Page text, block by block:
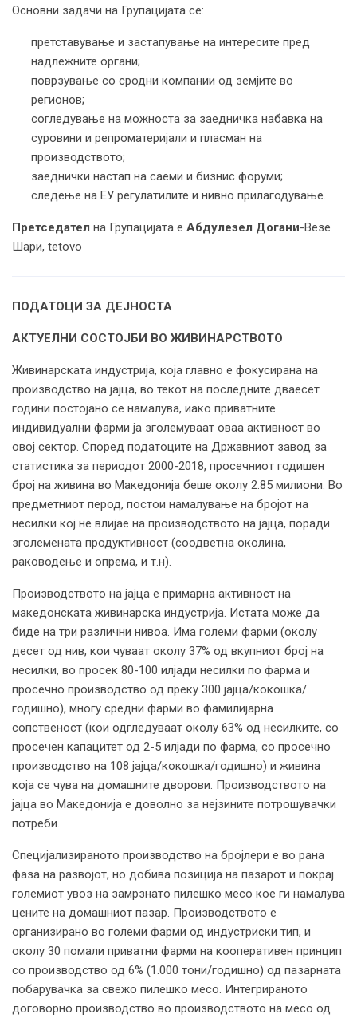
Основни задачи на Групацијата се:
претставување и застапување на интересите пред
надлежните органи;
поврзување со сродни компании од земјите во
регионов;
согледување на можноста за заедничка набавка на
суровини и репроматеријали и пласман на
производството;
заеднички настап на саеми и бизнис форуми;
следење на ЕУ регулатилите и нивно прилагодување.
Претседател на Групацијата е Абдулезел Догани-Везе
Шари, tetovo
ПОДАТОЦИ ЗА ДЕЈНОСТА
АКТУЕЛНИ СОСТОЈБИ ВО ЖИВИНАРСТВОТО
Живинарската индустрија, која главно е фокусирана на
производство на јајца, во текот на последните дваесет
години постојано се намалува, иако приватните
индивидуални фарми ја зголемуваат оваа активност во
овој сектор. Според податоците на Државниот завод за
статистика за периодот 2000-2018, просечниот годишен
број на живина во Македонија беше околу 2.85 милиони. Во
предметниот перод, постои намалување на бројот на
несилки кој не влијае на производството на јајца, поради
зголемената продуктивност (соодветна околина,
раководење и опрема, и т.н).
Производството на јајца е примарна активност на
македонската живинарска индустрија. Истата може да
биде на три различни нивоа. Има големи фарми (околу
десет од нив, кои чуваат околу 37% од вкупниот број на
несилки, во просек 80-100 илјади несилки по фарма и
просечно производство од преку 300 јајца/кокошка/
годишно), многу средни фарми во фамилијарна
сопственост (кои одгледуваат околу 63% од несилките, со
просечен капацитет од 2-5 илјади по фарма, со просечно
производство на 108 јајца/кокошка/годишно) и живина
која се чува на домашните дворови. Производството на
јајца во Македонија е доволно за нејзините потрошувачки
потреби.
Специјализираното производство на бројлери е во рана
фаза на развојот, но добива позиција на пазарот и покрај
големиот увоз на замрзнато пилешко месо кое ги намалува
цените на домашниот пазар. Производството е
организирано во големи фарми од индустриски тип, и
околу 30 помали приватни фарми на кооперативен принцип
со производство од 6% (1.000 тони/годишно) од пазарната
побарувачка за свежо пилешко месо. Интегрираното
договорно производство во производството на месо од